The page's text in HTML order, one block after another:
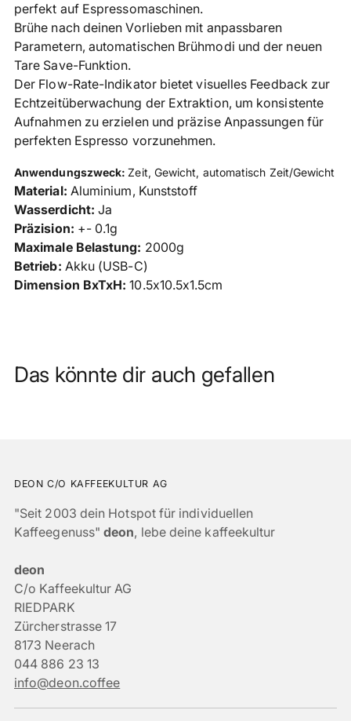
perfekt auf Espressomaschinen.
Brühe nach deinen Vorlieben mit anpassbaren
Parametern, automatischen Brühmodi und der neuen
Tare Save-Funktion.
Der Flow-Rate-Indikator bietet visuelles Feedback zur
Echtzeitüberwachung der Extraktion, um konsistente
Aufnahmen zu erzielen und präzise Anpassungen für
perfekten Espresso vorzunehmen.
Anwendungszweck:Zeit, Gewicht, automatisch Zeit/Gewicht
Material: Aluminium, Kunststoff
Wasserdicht: Ja
Präzision: +- 0.1g
Maximale Belastung: 2000g
Betrieb: Akku (USB-C)
Dimension BxTxH: 10.5x10.5x1.5cm
Das könnte dir auch gefallen
DEON C/O KAFFEEKULTUR AG
"Seit 2003 dein Hotspot für individuellen
Kaffeegenuss"deon, lebe deine kaffeekultur
deon
C/o Kaffeekultur AG
RIEDPARK
Zürcherstrasse 17
8173 Neerach
044 886 23 13
info@deon.coffee